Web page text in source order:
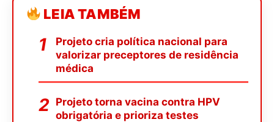
LEIA TAMBÉM
Projeto cria política nacional para
valorizar preceptores de residência
médica
Projeto torna vacina contra HPV
obrigatória e prioriza testes